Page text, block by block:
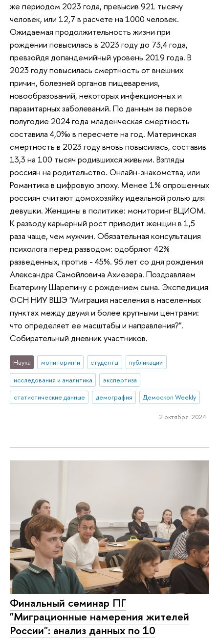
же периодом 2023 года, превысив 921 тысячу
человек, или 12,7 в расчете на 1000 человек.
Ожидаемая продолжительность жизни при
рождении повысилась в 2023 году до 73,4 года,
превзойдя допандемийный уровень 2019 года. В
2023 году повысилась смертность от внешних
причин, болезней органов пищеварения,
новообразований, некоторых инфекционных и
паразитарных заболеваний. По данным за первое
полугодие 2024 года младенческая смертность
составила 4,0‰ в пересчете на год. Материнская
смертность в 2023 году вновь повысилась, составив
13,3 на 100 тысяч родившихся живыми. Взгляды
россиян на родительство. Онлайн-знакомства, или
Романтика в цифровую эпоху. Менее 1% опрошенных
россиян считают домохозяйку идеальной ролью для
девушки. Женщины в политике: мониторинг ВЦИОМ.
К разводу карьерный рост приводит женщин в 1,5
раза чаще, чем мужчин. Обязательная консультация
психолога перед разводом: одобряют 42%
разведенных, против - 45%. 95 лет со дня рождения
Александра Самойловича Ахиезера. Поздравляем
Екатерину Шарепину с рождением сына. Экспедиция
ФСН НИУ ВШЭ "Миграция населения в населенных
пунктах между двумя и более крупными центрами:
что определяет ее масштабы и направления?".
Собирательный дневник участников.
Наука мониторинги студенты
публикации
исследования и аналитика
экспертиза
статистические данные
демография Демоскоп Weekly
2 октября 2024
Финальный семинар ПГ
"Миграционные намерения жителей
России": анализ данных по 10